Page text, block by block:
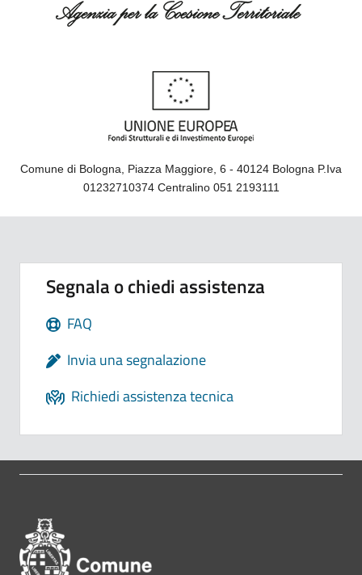
Comune di Bologna, Piazza Maggiore, 6 - 40124 Bologna P.Iva
01232710374 Centralino 051 2193111
Segnala o chiedi assistenza
FAQ
Invia una segnalazione
Richiedi assistenza tecnica